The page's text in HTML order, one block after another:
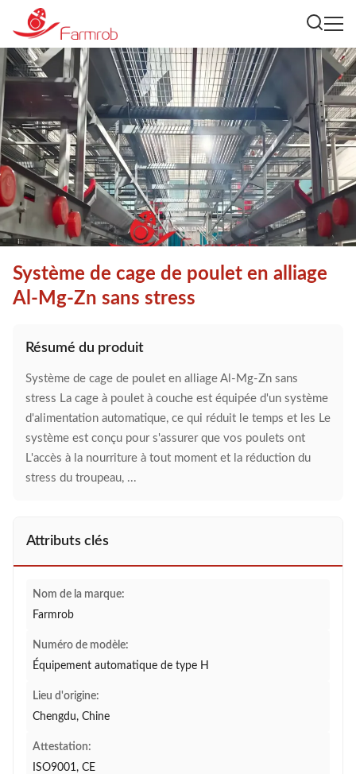
Système de cage de poulet en alliage
Al-Mg-Zn sans stress
Résumé du produit
Système de cage de poulet en alliage Al-Mg-Zn sans
stress La cage à poulet à couche est équipée d'un système
d'alimentation automatique, ce qui réduit le temps et les Le
système est conçu pour s'assurer que vos poulets ont
L'accès à la nourriture à tout moment et la réduction du
stress du troupeau, ...
Attributs clés
Nom de la marque:
Farmrob
Numéro de modèle:
Équipement automatique de type H
Lieu d'origine:
Chengdu, Chine
Attestation:
ISO9001, CE